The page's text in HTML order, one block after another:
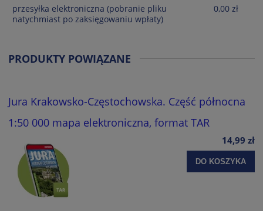
przesyłka elektroniczna (pobranie pliku
natychmiast po zaksięgowaniu wpłaty)
0,00 zł
PRODUKTY POWIĄZANE
Jura Krakowsko-Częstochowska. Część północna
1:50 000 mapa elektroniczna, format TAR
14,99 zł
DO KOSZYKA